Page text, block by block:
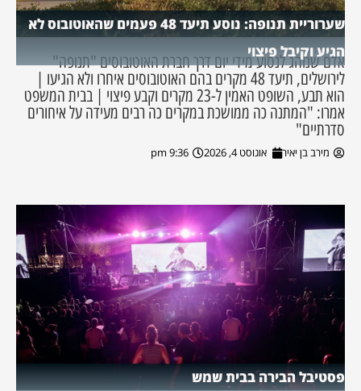
שערוריית תנופה: נוסע תיעד 48 פעמים שהאוטובוס לא
הגיע וקיבל פיצוי
אדם שנוהג לנסוע מידי יום דרך חברת האוטובוסים "תנופה"
לירושלים, תיעד 48 מקרים בהם האוטובוסים איחרו ולא הגיעו |
הוא תבע, השופט האמין ל-23 מקרים וקבע פיצוי | בבית המשפט
אמרו: "המתנה כה ממושכת במקרים כה רבים מעידה על איחורים
סדרתיים"
מירב בן יאיר אוגוסט 4, 2026 9:36 pm
פסטיבל הבירה בבית שמש